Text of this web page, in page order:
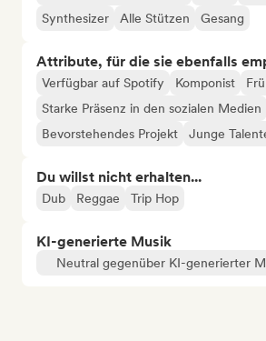
Synthesizer Alle Stützen Gesang
Attribute, für die sie ebenfalls
Verfügbar auf Spotify Komponist
Starke Präsenz in den sozialen Medien
Bevorstehendes Projekt
Junge
Du willst nicht erhalten...
Dub Reggae Trip Hop
KI-generierte Musik
Neutral gegenüber KI-generierter